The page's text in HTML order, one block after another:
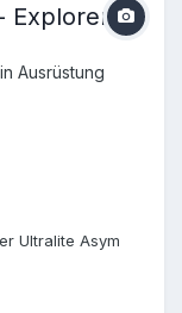
Explorer
Ausrüstung
Ultralite Asym